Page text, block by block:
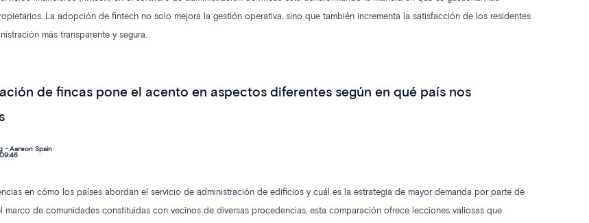
La adopción de fintech no solo mejora la gestión operativa, sino que también incrementa la satisfacción de los residentes
más transparente y segura.
de fincas pone el acento en aspectos diferentes según en qué país nos
- Aareon Spain
en cómo los países abordan el servicio de administración de edificios y cuál es la estrategia de mayor demanda por parte de
marco de comunidades constituidas con vecinos de diversas procedencias, esta comparación ofrece lecciones valiosas que